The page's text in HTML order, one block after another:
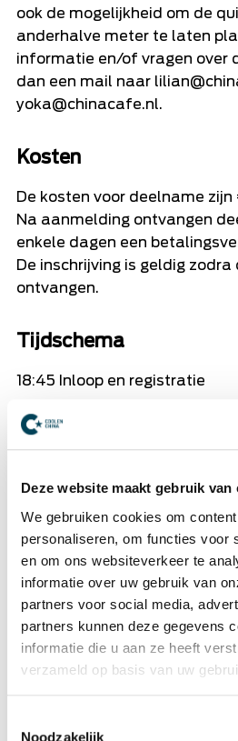
Deze website maakt gebruik van
We gebruiken cookies om
personaliseren, om functies voor
en om ons websiteverkeer te
informatie over uw gebruik van
partners voor social media,
partners kunnen deze gegevens
informatie die u aan ze heeft
verzameld op basis van uw
Noodzakelijk
ook de mogelijkheid om de
anderhalve meter te laten
informatie en/of vragen over
dan een mail naar
yoka@chinacafe.nl.
Kosten
De kosten voor deelname
Na aanmelding ontvangen
enkele dagen een
De inschrijving is geldig zodra
ontvangen.
Tijdschema
18:45 Inloop en registratie
19:15 Aanvang Quiz, welkom
19:30 Ronde 1
19:45 Ronde 2 + 3
20:15 Pauze
20:45 Tussenstand en ronde
21:15 Puntentelling
21:30 Eindstand,